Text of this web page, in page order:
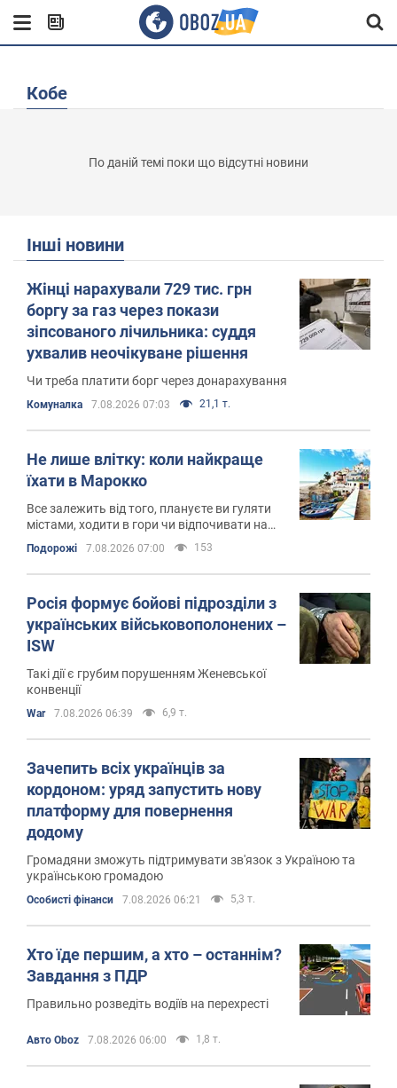
Кобе
По даній темі поки що відсутні новини
Інші новини
Жінці нарахували 729 тис. грн
боргу за газ через покази
зіпсованого лічильника: суддя
ухвалив неочікуване рішення
Чи треба платити борг через донарахування
Комуналка 7.08.2026 07:03 21,1 т.
Не лише влітку: коли найкраще
їхати в Марокко
Все залежить від того, плануєте ви гуляти
містами, ходити в гори чи відпочивати на
узбережжі
Подорожі 7.08.2026 07:00 153
Росія формує бойові підрозділи з
українських військовополонених –
ISW
Такі дії є грубим порушенням Женевської
конвенції
War 7.08.2026 06:39 6,9 т.
Зачепить всіх українців за
кордоном: уряд запустить нову
платформу для повернення
додому
Громадяни зможуть підтримувати зв'язок з Україною та
українською громадою
Особисті фінанси 7.08.2026 06:21 5,3 т.
Хто їде першим, а хто – останнім?
Завдання з ПДР
Правильно розведіть водіїв на перехресті
Авто Oboz 7.08.2026 06:00 1,8 т.